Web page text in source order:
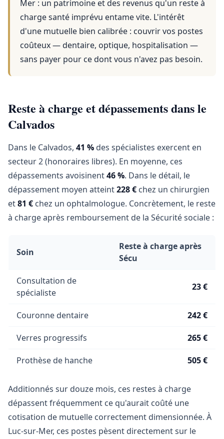
Mer : un patrimoine et des revenus qu'un reste à
charge santé imprévu entame vite. L'intérêt
d'une mutuelle bien calibrée : couvrir vos postes
coûteux — dentaire, optique, hospitalisation —
sans payer pour ce dont vous n'avez pas besoin.
Reste à charge et dépassements dans le
Calvados
Dans le Calvados, 41 % des spécialistes exercent en
secteur 2 (honoraires libres). En moyenne, ces
dépassements avoisinent46 %. Dans le détail, le
dépassement moyen atteint228 € chez un chirurgien
et81 € chez un ophtalmologue. Concrètement, le reste
à charge après remboursement de la Sécurité sociale :
Soin
Reste à charge après
Sécu
Consultation de
spécialiste
23 €
Couronne dentaire 242 €
Verres progressifs 265 €
Prothèse de hanche 505 €
Additionnés sur douze mois, ces restes à charge
dépassent fréquemment ce qu'aurait coûté une
cotisation de mutuelle correctement dimensionnée. À
Luc-sur-Mer, ces postes pèsent directement sur le